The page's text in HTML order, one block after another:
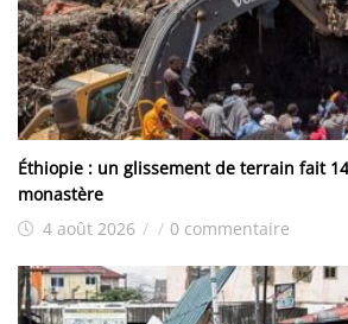
Éthiopie : un glissement de terrain fait
monastère
4 août 2026 / / 0 commentaire